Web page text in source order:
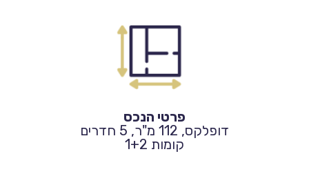
פרטי הנכס
דופלקס, 112 מ"ר, 5 חדרים
קומות 1+2